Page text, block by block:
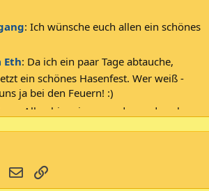
: Ich wünsche euch allen ein schönes
Eth: Da ich ein paar Tage abtauche,
ein schönes Hasenfest. Wer weiß -
ja bei den Feuern! :)
Allen hier ein gesundes und auch
:D
mit ganz Freude und Glück für 2026
WhatsApp
E-Mail